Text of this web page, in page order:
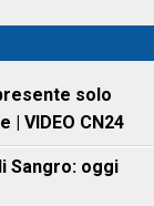
solo
VIDEO CN24
Sangro: oggi